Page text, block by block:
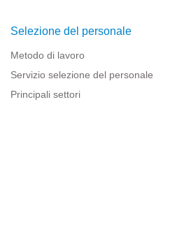
Selezione del personale
Metodo di lavoro
Servizio selezione del personale
Principali settori